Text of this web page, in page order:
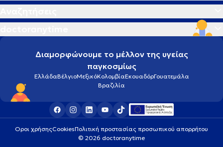
Διαμορφώνουμε το μέλλον της υγείας
παγκοσμίως
ΕλλάδαΒέλγιοΜεξικόΚολομβίαΕκουαδόρΓουατεμάλα
Βραζιλία
Οροι χρήσηςCookiesΠολιτική προστασίας προσωπικού απορρήτου
© 2026 doctoranytime